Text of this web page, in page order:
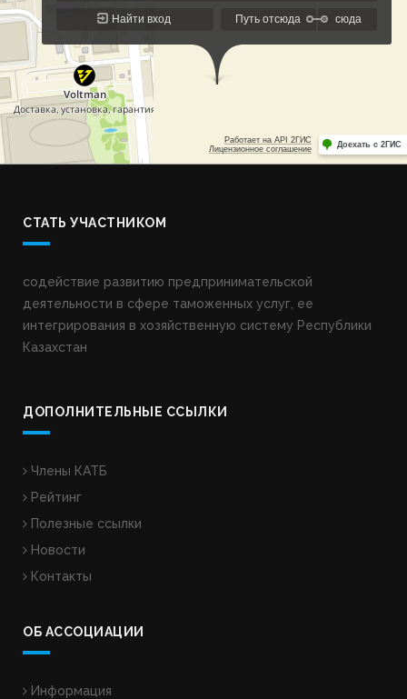
СТАТЬ УЧАСТНИКОМ
содействие развитию предпринимательской
деятельности в сфере таможенных услуг, ее
интегрирования в хозяйственную систему Республики
Казахстан
ДОПОЛНИТЕЛЬНЫЕ ССЫЛКИ
Члены КАТБ
Рейтинг
Полезные ссылки
Новости
Контакты
ОБ АССОЦИАЦИИ
Информация